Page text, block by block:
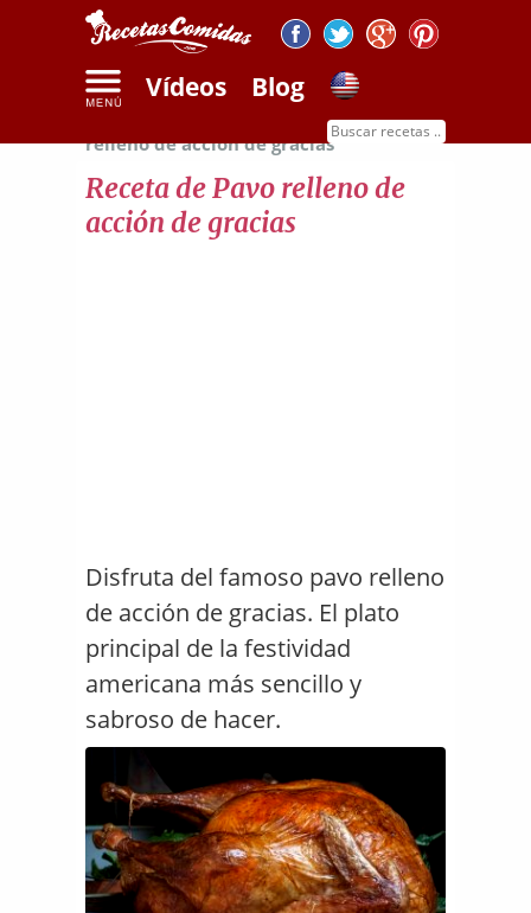
Vídeos Blog
Receta de pavo
relleno de acción de gracias
Receta de Pavo relleno de
acción de gracias
Disfruta del famoso pavo relleno
de acción de gracias. El plato
principal de la festividad
americana más sencillo y
sabroso de hacer.